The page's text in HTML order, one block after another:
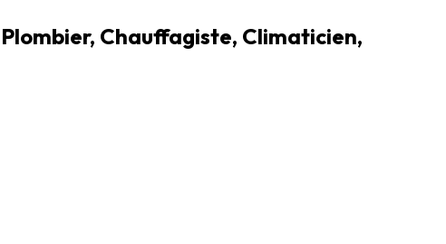
Chauffagiste, Climaticien,